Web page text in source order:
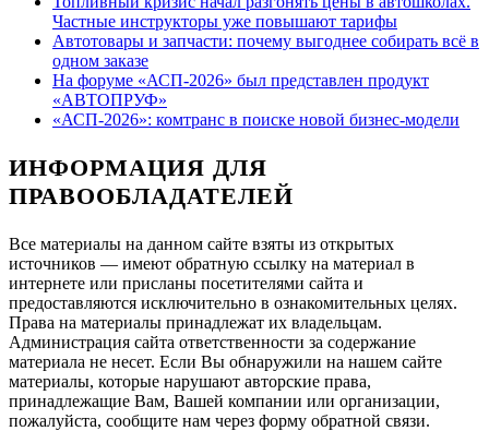
Частные инструкторы уже повышают тарифы
Автотовары и запчасти: почему выгоднее собирать всё в
одном заказе
На форуме «АСП-2026» был представлен продукт
«АВТОПРУФ»
«АСП-2026»: комтранс в поиске новой бизнес-модели
ИНФОРМАЦИЯ ДЛЯ
ПРАВООБЛАДАТЕЛЕЙ
Все материалы на данном сайте взяты из открытых
источников — имеют обратную ссылку на материал в
интернете или присланы посетителями сайта и
предоставляются исключительно в ознакомительных целях.
Права на материалы принадлежат их владельцам.
Администрация сайта ответственности за содержание
материала не несет. Если Вы обнаружили на нашем сайте
материалы, которые нарушают авторские права,
принадлежащие Вам, Вашей компании или организации,
пожалуйста, сообщите нам через форму обратной связи.